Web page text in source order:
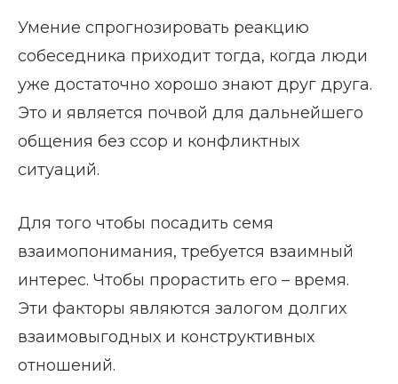
Умение спрогнозировать реакцию
собеседника приходит тогда, когда люди
уже достаточно хорошо знают друг друга.
Это и является почвой для дальнейшего
общения без ссор и конфликтных
ситуаций.
Для того чтобы посадить семя
взаимопонимания, требуется взаимный
интерес. Чтобы прорастить его – время.
Эти факторы являются залогом долгих
взаимовыгодных и конструктивных
отношений.